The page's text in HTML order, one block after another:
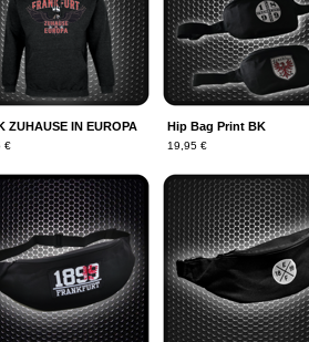
ZUHAUSE IN EUROPA
€
Hip Bag Print BK
19,95 €